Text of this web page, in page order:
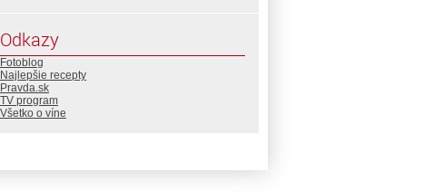
Odkazy
Fotoblog
Najlepšie recepty
Pravda.sk
TV program
Všetko o víne